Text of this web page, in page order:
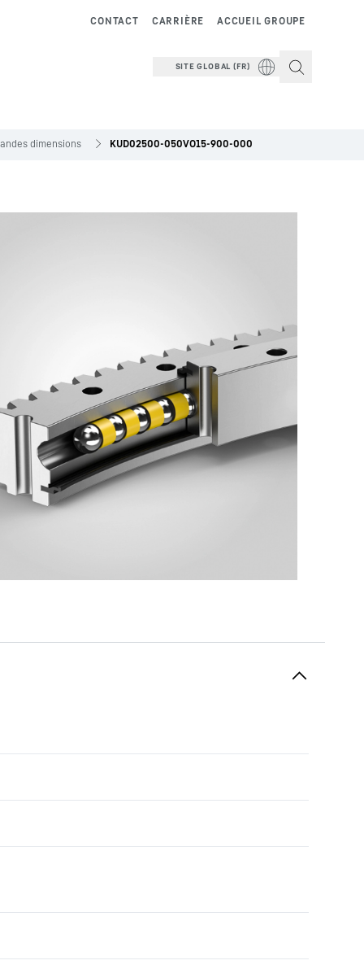
ACCUEIL GROUPE
CARRIÈRE
CONTACT
SITE GLOBAL (FR)
dimensions KUD02500-050VO15-900-000